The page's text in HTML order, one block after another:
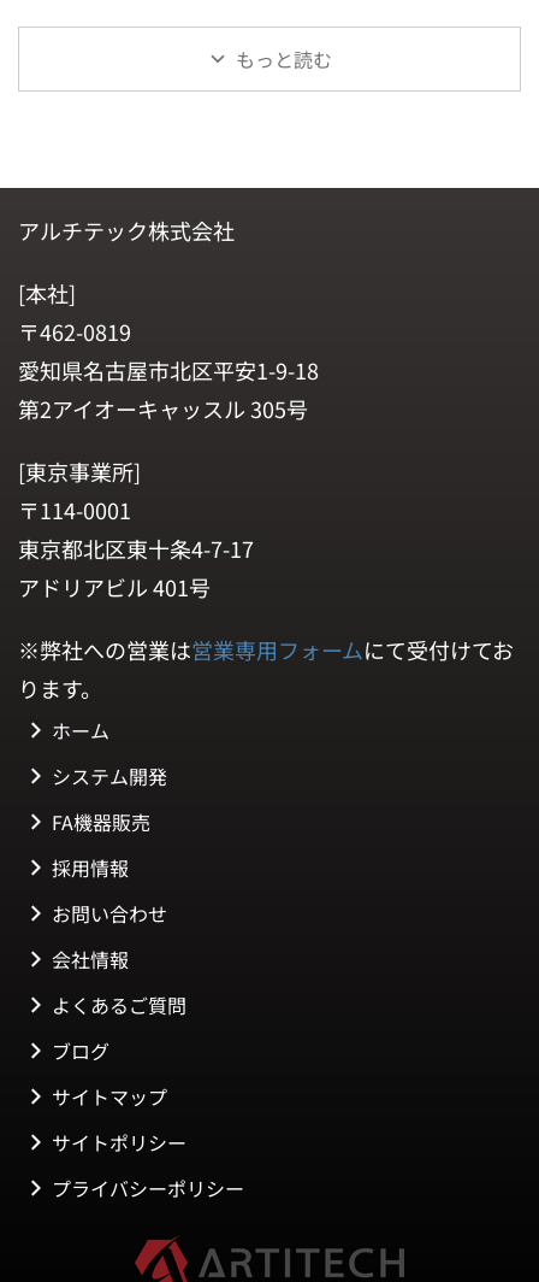
もっと読む
アルチテック株式会社
[本社]
〒462-0819
愛知県名古屋市北区平安1-9-18
第2アイオーキャッスル 305号
[東京事業所]
〒114-0001
東京都北区東十条4-7-17
アドリアビル 401号
※弊社への営業は営業専用フォームにて受付けてお
ります。
ホーム
システム開発
FA機器販売
採用情報
お問い合わせ
会社情報
よくあるご質問
ブログ
サイトマップ
サイトポリシー
プライバシーポリシー